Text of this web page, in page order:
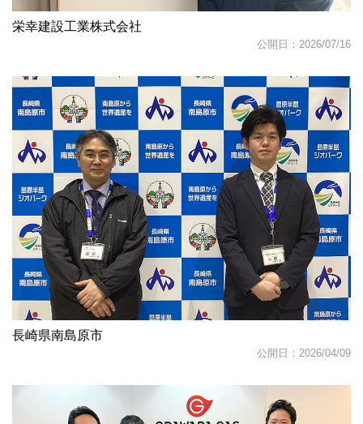
栄幸建設工業株式会社
公開日：2026/07/16
長崎県南島原市
公開日：2026/04/09